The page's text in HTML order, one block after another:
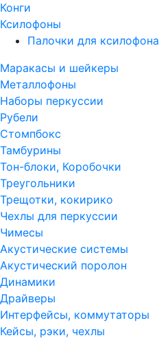
Конги
Ксилофоны
Палочки для ксилофона
Маракасы и шейкеры
Металлофоны
Наборы перкуссии
Рубели
Стомпбокс
Тамбурины
Тон-блоки, Коробочки
Треугольники
Трещотки, кокирико
Чехлы для перкуссии
Чимесы
Акустические системы
Акустический поролон
Динамики
Драйверы
Интерфейсы, коммутаторы
Кейсы, рэки, чехлы